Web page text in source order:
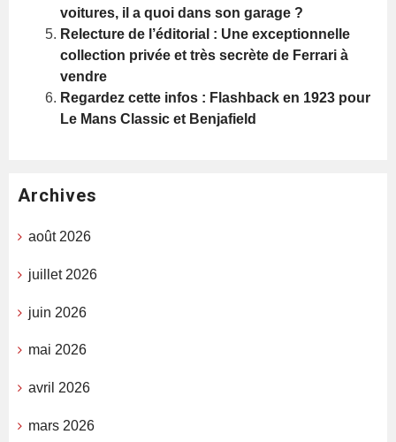
voitures, il a quoi dans son garage ?
Relecture de l’éditorial : Une exceptionnelle
collection privée et très secrète de Ferrari à
vendre
Regardez cette infos : Flashback en 1923 pour
Le Mans Classic et Benjafield
Archives
août 2026
juillet 2026
juin 2026
mai 2026
avril 2026
mars 2026